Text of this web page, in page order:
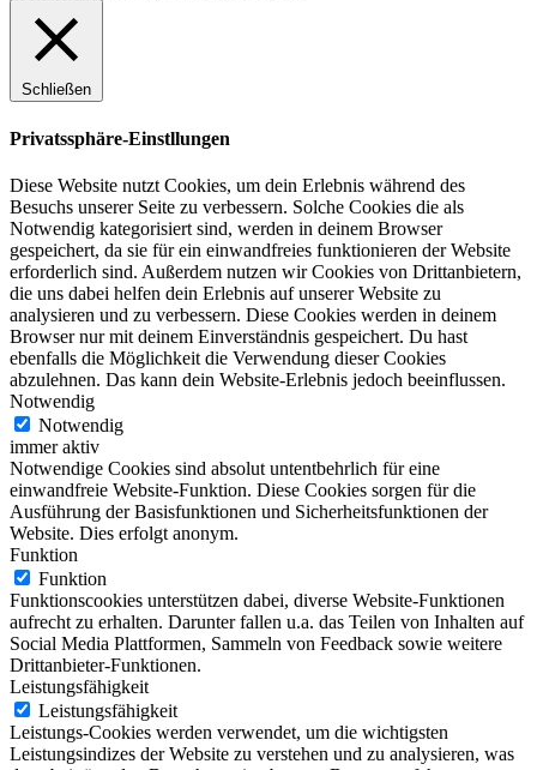
Schließen
Privatssphäre-Einstllungen
Diese Website nutzt Cookies, um dein Erlebnis während des
Besuchs unserer Seite zu verbessern. Solche Cookies die als
Notwendig kategorisiert sind, werden in deinem Browser
gespeichert, da sie für ein einwandfreies funktionieren der Website
erforderlich sind. Außerdem nutzen wir Cookies von Drittanbietern,
die uns dabei helfen dein Erlebnis auf unserer Website zu
analysieren und zu verbessern. Diese Cookies werden in deinem
Browser nur mit deinem Einverständnis gespeichert. Du hast
ebenfalls die Möglichkeit die Verwendung dieser Cookies
abzulehnen. Das kann dein Website-Erlebnis jedoch beeinflussen.
Notwendig
Notwendig
immer aktiv
Notwendige Cookies sind absolut untentbehrlich für eine
einwandfreie Website-Funktion. Diese Cookies sorgen für die
Ausführung der Basisfunktionen und Sicherheitsfunktionen der
Website. Dies erfolgt anonym.
Funktion
Funktion
Funktionscookies unterstützen dabei, diverse Website-Funktionen
aufrecht zu erhalten. Darunter fallen u.a. das Teilen von Inhalten auf
Social Media Plattformen, Sammeln von Feedback sowie weitere
Drittanbieter-Funktionen.
Leistungsfähigkeit
Leistungsfähigkeit
Leistungs-Cookies werden verwendet, um die wichtigsten
Leistungsindizes der Website zu verstehen und zu analysieren, was